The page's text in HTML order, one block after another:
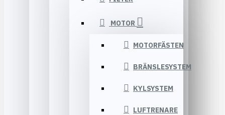
MOTOR
MOTORFÄSTEN
BRÄNSLESYSTEM
KYLSYSTEM
LUFTRENARE